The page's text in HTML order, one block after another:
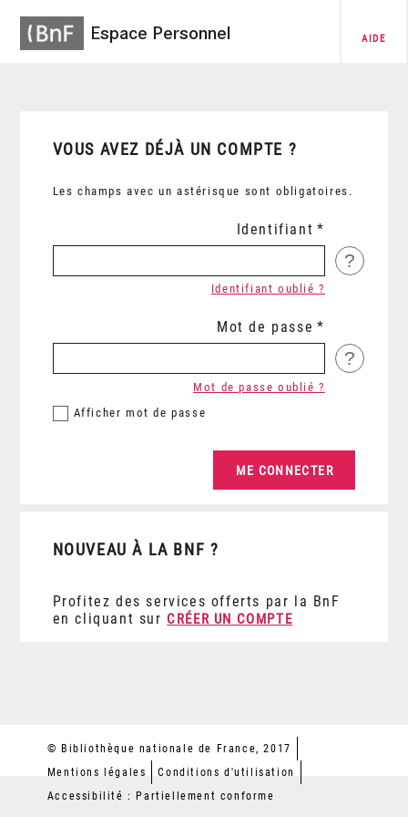
Espace Personnel AIDE
VOUS AVEZ DÉJÀ UN COMPTE ?
Les champs avec un astérisque sont obligatoires.
Identifiant
?
Identifiant oublié ?
Mot de passe
?
Afficher mot de passe
Mot de passe oublié ?
NOUVEAU À LA BNF ?
Profitez des services offerts par la BnF
en cliquant sur CRÉER UN COMPTE
© Bibliothèque nationale de France, 2017
Mentions légales
Conditions d'utilisation
Accessibilité : Partiellement conforme